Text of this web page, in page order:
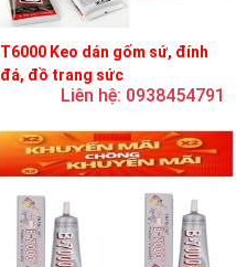
T6000 Keo dán gốm sứ, đính
đá, đồ trang sức
Liên hệ: 0938454791